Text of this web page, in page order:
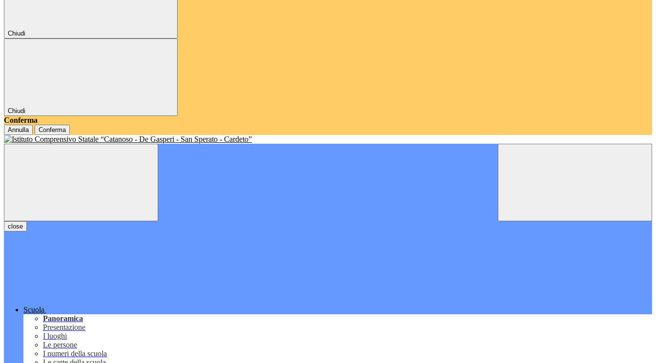
Chiudi
Chiudi
Conferma
Annulla Conferma
close
Scuola
Panoramica
Presentazione
I luoghi
Le persone
I numeri della scuola